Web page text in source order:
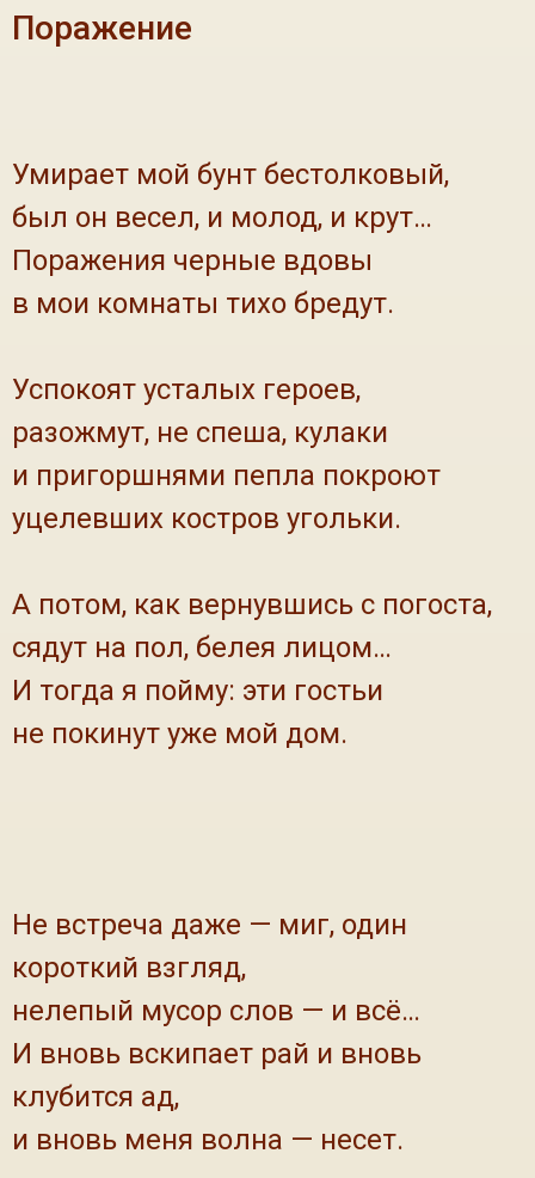
Поражение
Умирает мой бунт бестолковый,
был он весел, и молод, и крут…
Поражения черные вдовы
в мои комнаты тихо бредут.
Успокоят усталых героев,
разожмут, не спеша, кулаки
и пригоршнями пепла покроют
уцелевших костров угольки.
А потом, как вернувшись с погоста,
сядут на пол, белея лицом…
И тогда я пойму: эти гостьи
не покинут уже мой дом.
Не встреча даже — миг, один
короткий взгляд,
нелепый мусор слов — и всё…
И вновь вскипает рай и вновь
клубится ад,
и вновь меня волна — несет.